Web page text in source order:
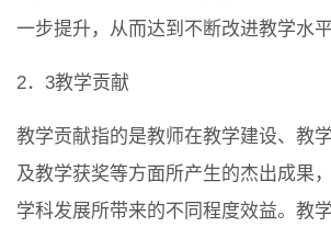
一步提升，从而达到不断改进教学水平
2．3教学贡献
教学贡献指的是教师在教学建设、教
及教学获奖等方面所产生的杰出成果
学科发展所带来的不同程度效益。教